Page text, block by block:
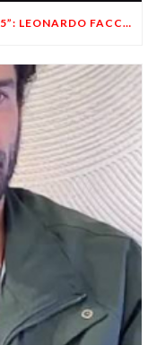
VILLAGGIO BITCOIN, “OPEN DAY 5”: LEONARDO FACCO OSPITE A BRESCIA